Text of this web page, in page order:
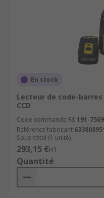
En stock
Lecteur de code-barres
CCD
Code commande RS 191-7569
Référence fabricant
Sous-total (1 unité)
293,15 €HT
Quantité